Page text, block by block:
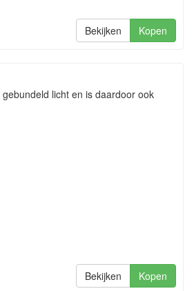
Bekijken Kopen
licht en is daardoor ook
Bekijken Kopen